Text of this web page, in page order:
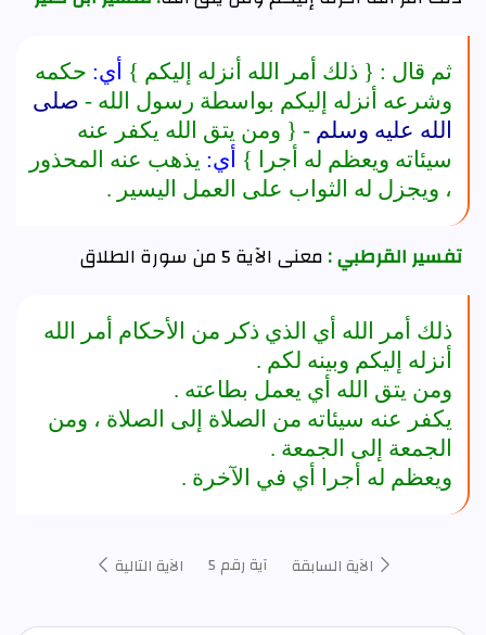
ثم قال : { ذلك أمر الله أنزله إليكم } أي: حكمه
وشرعه أنزله إليكم بواسطة رسول الله - صلى
الله عليه وسلم - { ومن يتق الله يكفر عنه
سيئاته ويعظم له أجرا } أي: يذهب عنه المحذور
، ويجزل له الثواب على العمل اليسير .
تفسير القرطبي :معنى الآية 5 من سورة الطلاق
ذلك أمر الله أي الذي ذكر من الأحكام أمر الله
أنزله إليكم وبينه لكم .
ومن يتق الله أي يعمل بطاعته .
يكفر عنه سيئاته من الصلاة إلى الصلاة ، ومن
الجمعة إلى الجمعة .
ويعظم له أجرا أي في الآخرة .
الآية السابقة آية رقم 5 الآية التالية